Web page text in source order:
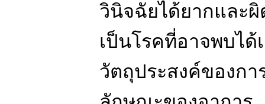
วินิจฉัยได้ยากแล
เป็นโรคที่อาจพบได้
วัตถุประสงค์ของก